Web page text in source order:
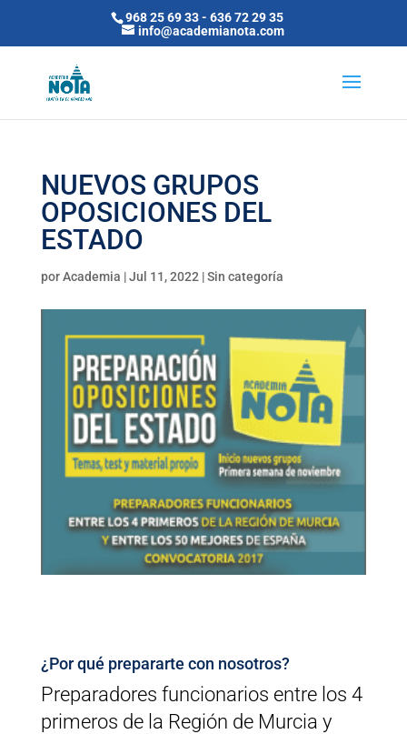
968 25 69 33-636 72 29 35
info@academianota.com
NUEVOS GRUPOS
OPOSICIONES DEL
ESTADO
porAcademia |Jul 11, 2022 |Sin categoría
¿Por qué prepararte con nosotros?
Preparadores funcionarios entre los 4
primeros de la Región de Murcia y